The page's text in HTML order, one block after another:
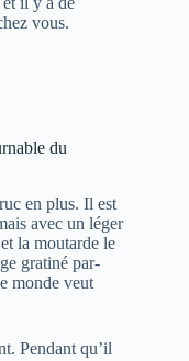
vous.
du
en plus. Il est
avec un léger
la moutarde le
gratiné par-
monde veut
Pendant qu’il